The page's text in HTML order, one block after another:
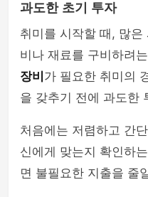
과도한 초기 투자
취미를 시작할 때, 많
비나 재료를 구비하려
장비 가 필요한 취미의
을 갖추기 전에 과도한
처음에는 저렴하고 간
신에게 맞는지 확인하
면 불필요한 지출을 줄